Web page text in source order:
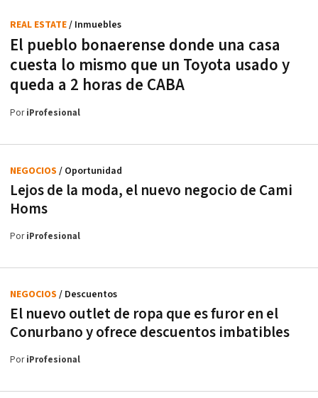
El pueblo bonaerense donde una casa
cuesta lo mismo que un Toyota usado y
queda a 2 horas de CABA
REAL ESTATE/ Inmuebles
PoriProfesional
Lejos de la moda, el nuevo negocio de Cami
Homs
NEGOCIOS / Oportunidad
PoriProfesional
El nuevo outlet de ropa que es furor en el
Conurbano y ofrece descuentos imbatibles
NEGOCIOS / Descuentos
PoriProfesional